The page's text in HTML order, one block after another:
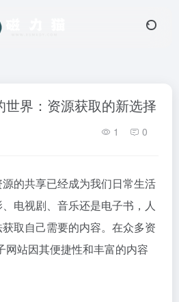
界：资源获取的新选择
1 0
的共享已经成为我们日常生活
电视剧、音乐还是电子书，人
取自己需要的内容。在众多资
网站因其便捷性和丰富的内容